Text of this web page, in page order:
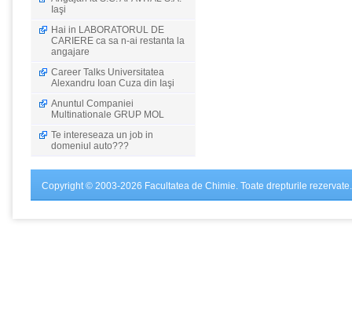
Iaşi
Hai in LABORATORUL DE
CARIERE ca sa n-ai restanta la
angajare
Career Talks Universitatea
Alexandru Ioan Cuza din Iaşi
Anuntul Companiei
Multinationale GRUP MOL
Te intereseaza un job in
domeniul auto???
Copyright © 2003-2026 Facultatea de Chimie. Toate drepturile